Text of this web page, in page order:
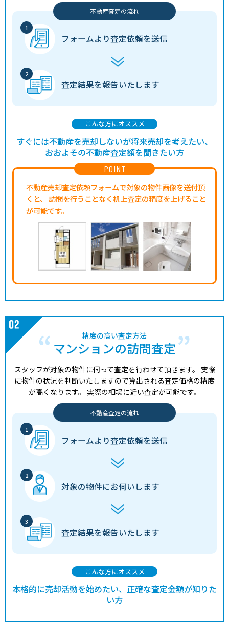
不動産査定の流れ
フォームより査定依頼を送信
査定結果を報告いたします
POINT
不動産売却査定依頼フォームで対象の物件画像を送付頂
くと、
訪問を行うことなく机上査定の精度を上げること
が可能です。
こんな方にオススメ
すぐには不動産を売却しないが将来売却を考えたい、
おおよその不動産査定額を聞きたい方
精度の高い査定方法
マンションの訪問査定
スタッフが対象の物件に伺って査定を行わせて頂きます。 実際
に物件の状況を判断いたしますので算出される査定価格の精度
が高くなります。 実際の相場に近い査定が可能です。
不動産査定の流れ
フォームより査定依頼を送信
対象の物件にお伺いします
査定結果を報告いたします
こんな方にオススメ
本格的に売却活動を始めたい、正確な査定金額が知りた
い方